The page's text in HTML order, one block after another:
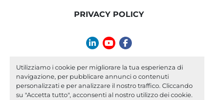
Utilizziamo i cookie per migliorare la tua esperienza di
navigazione, per pubblicare annunci o contenuti
personalizzati e per analizzare il nostro traffico. Cliccando
su "Accetta tutto", acconsenti al nostro utilizzo dei cookie.
PRIVACY POLICY
linkedinyoutubefacebook
info@01machinery.com
Machinio Systemsito web diMachinio
Personalizza le preferenze sui Cookies